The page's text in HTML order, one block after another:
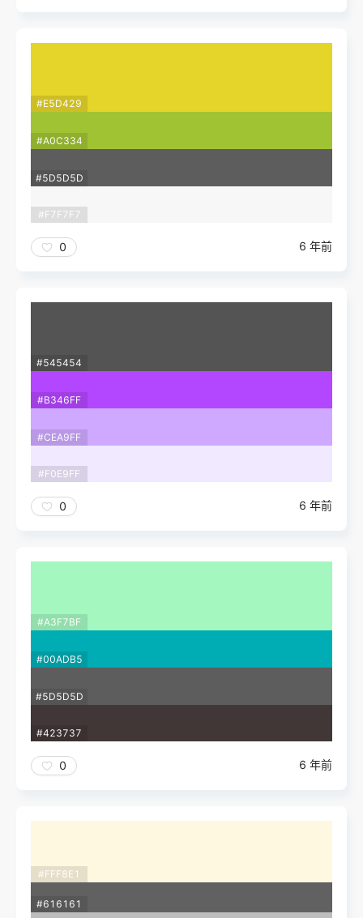
#E5D429
#A0C334
#5D5D5D
#F7F7F7
0 6 年前
#545454
#B346FF
#CEA9FF
#F0E9FF
0 6 年前
#A3F7BF
#00ADB5
#5D5D5D
#423737
0 6 年前
#FFF8E1
#616161